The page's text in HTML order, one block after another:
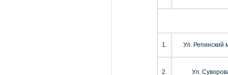
1. Ул. Репинский
2. Ул.